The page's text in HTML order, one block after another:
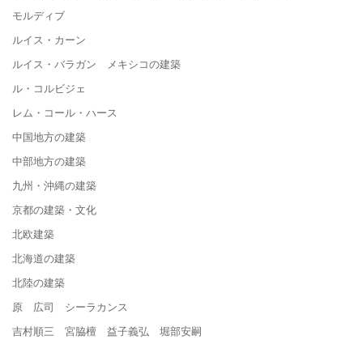
モルディブ
ルイス・カーン
ルイス・バラガン メキシコの建築
ル・コルビジェ
レム・コール・ハース
中国地方の建築
中部地方の建築
九州・沖縄の建築
京都の建築・文化
北欧建築
北海道の建築
北陸の建築
原 広司 シーラカンス
吉村順三 宮脇檀 益子義弘 堀部安嗣